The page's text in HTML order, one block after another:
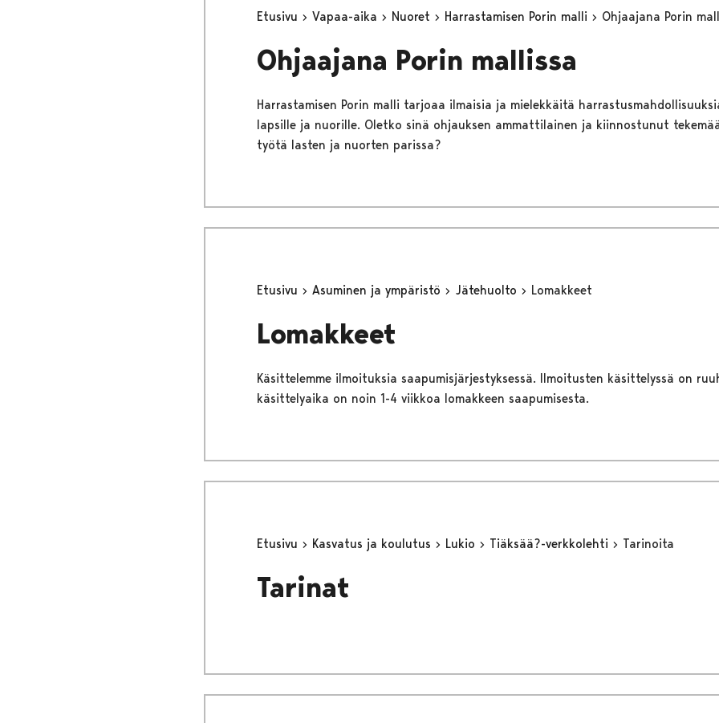
Etusivu Vapaa-aika Nuoret Harrastamisen Porin malli Ohjaajana Porin
Ohjaajana Porin mallissa
Harrastamisen Porin malli tarjoaa ilmaisia ja mielekkäitä
lapsille ja nuorille. Oletko sinä ohjauksen ammattilainen ja kiinnostunut
työtä lasten ja nuorten parissa?
Etusivu Asuminen ja ympäristö Jätehuolto Lomakkeet
Lomakkeet
Käsittelemme ilmoituksia saapumisjärjestyksessä. Ilmoitusten käsittelyssä on
käsittelyaika on noin 1-4 viikkoa lomakkeen saapumisesta.
Etusivu Kasvatus ja koulutus Lukio Tiäksää?-verkkolehti Tarinoita
Tarinat